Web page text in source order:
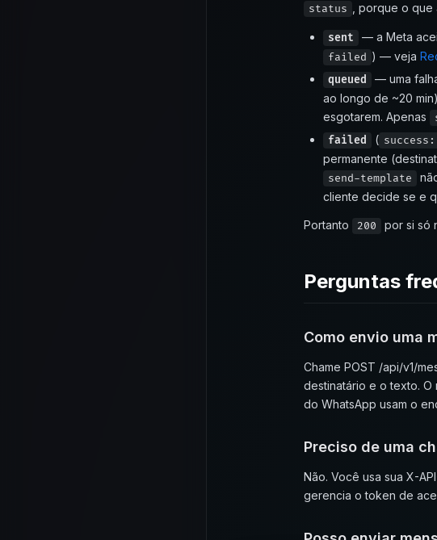
status , porque o
sent — a Meta
failed ) — veja
queued
— uma
ao longo de ~20
esgotarem. Apenas
failed (
permanente
send-template
cliente decide se e
Portanto 200 por si só
Perguntas
Como envio uma
Chame POST /api/v1/
destinatário e o texto. O
do WhatsApp usam o
Preciso de uma
Não. Você usa sua X-
gerencia o token de